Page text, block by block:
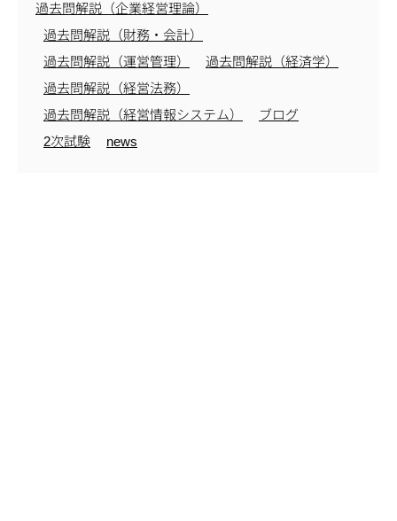
過去問解説（企業経営理論）
過去問解説（財務・会計）
過去問解説（運営管理）
過去問解説（経済学）
過去問解説（経営法務）
過去問解説（経営情報システム）
ブログ
2次試験
news